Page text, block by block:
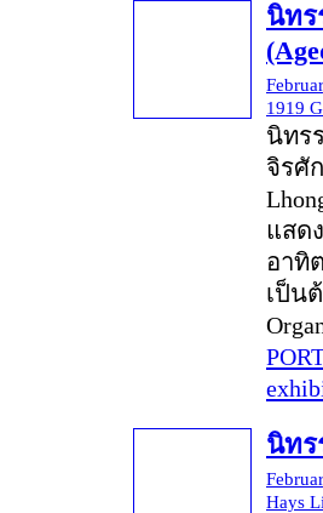
นิท
1919
นิทร
จิรศั
แสด
อาทิ
เป็น
นิทร
Hays